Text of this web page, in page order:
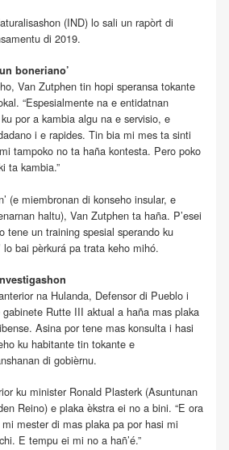
(IND) lo sali un rapòrt di
di 2019.
boneriano’
Van Zutphen tin hopi speransa tokante
“Espesialmente na e entidatnan
por a kambia algu na e servisio, e
i e rapides. Tin bia mi mes ta sinti
tampoko no ta haña kontesta. Pero poko
ta kambia.”
(e miembronan di konseho insular, e
haltu), Van Zutphen ta haña. P’esei
tene un training spesial sperando ku
lo bai pèrkurá pa trata keho mihó.
na Hulanda, Defensor di Pueblo i
Rutte III aktual a haña mas plaka
Asina por tene mas konsulta i hasi
ku habitante tin tokante e
di gobièrnu.
ku minister Ronald Plasterk (Asuntunan
Reino) e plaka èkstra ei no a bini. “E ora
mester di mas plaka pa por hasi mi
E tempu ei mi no a hañ’é.”